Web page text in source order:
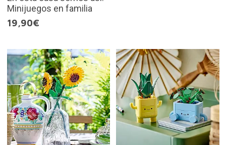
Minijuegos en familia
19,90€